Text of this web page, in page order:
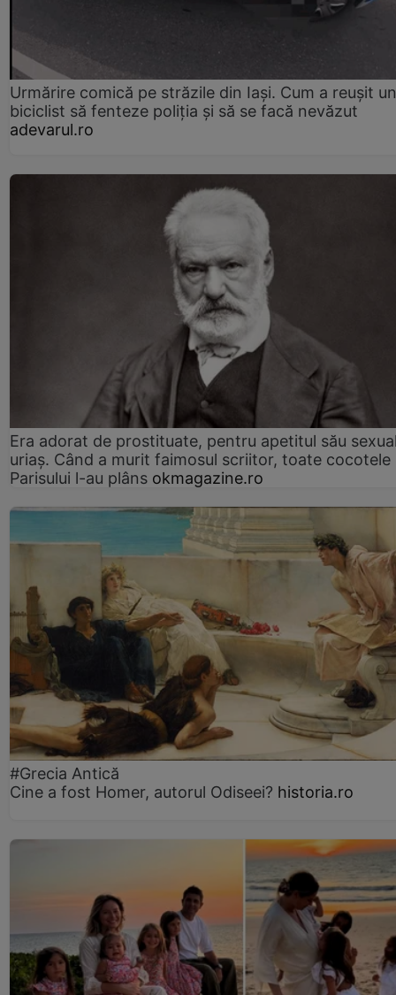
Urmărire comică pe străzile din Iași. Cum a reușit un
biciclist să fenteze poliția și să se facă nevăzut
adevarul.ro
Era adorat de prostituate, pentru apetitul său
uriaș. Când a murit faimosul scriitor, toate cocotele
Parisului l-au plâns okmagazine.ro
#Grecia Antică
Cine a fost Homer, autorul Odiseei? historia.ro